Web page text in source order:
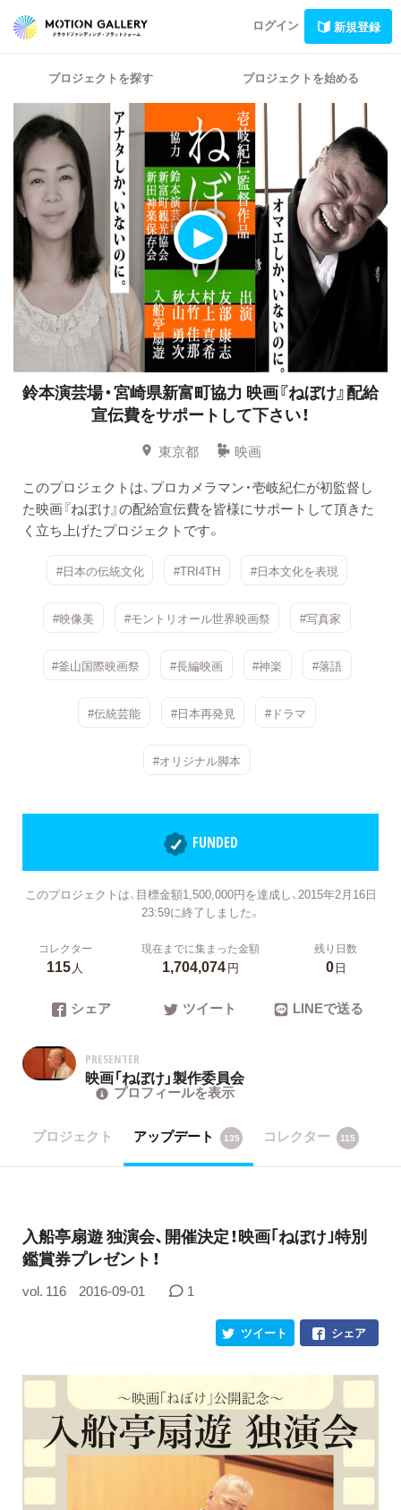
ログイン 新規登録
プロジェクトを探す プロジェクトを始める
鈴本演芸場・宮崎県新富町協力 映画『ねぼけ』配給
宣伝費をサポートして下さい！
東京都
映画
このプロジェクトは、プロカメラマン・壱岐紀仁が初監督し
た映画『ねぼけ』の配給宣伝費を皆様にサポートして頂きた
く立ち上げたプロジェクトです。
#日本の伝統文化 #TRI4TH #日本文化を表現
#映像美 #モントリオール世界映画祭 #写真家
#釜山国際映画祭 #長編映画 #神楽 #落語
#伝統芸能 #日本再発見 #ドラマ
#オリジナル脚本
FUNDED
このプロジェクトは、目標金額1,500,000円を達成し、2015年2月16日
23:59に終了しました。
コレクター
115人
現在までに集まった金額
1,704,074円
残り日数
0日
シェア ツイート LINEで送る
PRESENTER
映画「ねぼけ」製作委員会
プロフィールを表示
プロジェクト アップデート 135 コレクター 115
入船亭扇遊 独演会、開催決定！映画｢ねぼけ｣特別
鑑賞券プレゼント！
vol. 116 2016-09-01 1
シェア
ツイート